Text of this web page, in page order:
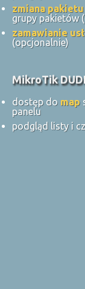
zmiana pakietu
grupy pakietów
zamawianie
(opcjonalnie)
MikroTik
dostęp do map
panelu
podgląd listy i